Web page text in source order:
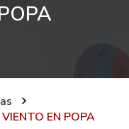
EN POPA